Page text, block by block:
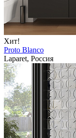
Хит!
Proto Blanco
Laparet, Россия